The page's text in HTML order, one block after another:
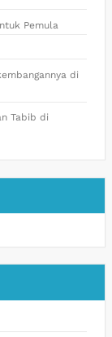
Pemula
di
Tabib di